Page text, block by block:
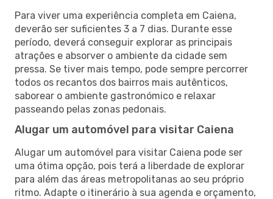
Para viver uma experiência completa em Caiena,
deverão ser suficientes 3 a 7 dias. Durante esse
período, deverá conseguir explorar as principais
atrações e absorver o ambiente da cidade sem
pressa. Se tiver mais tempo, pode sempre percorrer
todos os recantos dos bairros mais autênticos,
saborear o ambiente gastronómico e relaxar
passeando pelas zonas pedonais.
Alugar um automóvel para visitar Caiena
Alugar um automóvel para visitar Caiena pode ser
uma ótima opção, pois terá a liberdade de explorar
para além das áreas metropolitanas ao seu próprio
ritmo. Adapte o itinerário à sua agenda e orçamento,